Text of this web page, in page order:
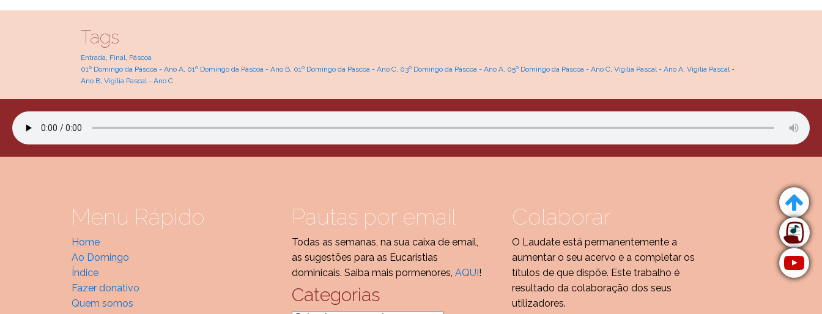
Tags
Entrada, Final, Páscoa
01º Domingo da Páscoa - Ano A, 01º Domingo da Páscoa - Ano B, 01º Domingo da Páscoa - Ano C, 03º Domingo da Páscoa - Ano A, 05º Domingo da Páscoa - Ano C, Vigília Pascal - Ano A, Vigília Pascal -
Ano B, Vigília Pascal - Ano C
Menu Rápido
Home
Ao Domingo
Índice
Fazer donativo
Quem somos
Pautas por email
Todas as semanas, na sua caixa de email,
as sugestões para as Eucaristias
dominicais. Saiba mais pormenores, AQUI !
Categorias
Colaborar
O Laudate está permanentemente a
aumentar o seu acervo e a completar os
títulos de que dispõe. Este trabalho é
resultado da colaboração dos seus
utilizadores.